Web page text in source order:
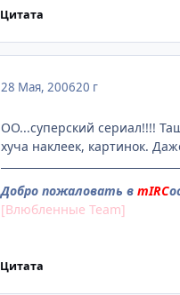
Цитата
28 Мая, 200620 г
ОО...суперский сериал!!!!
хуча наклеек, картинок.
Добро пожаловать в mIRC
[Влюбленные Team]
Цитата